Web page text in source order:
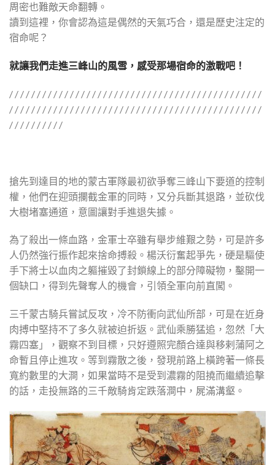
周密也難敵天命翻轉。
讀到這裡，你會認為這是偶然的天氣巧合，還是歷史注定的
宿命呢？
就讓我們走進三峰山的風雪，感受那場宿命的激戰吧！
/ / / / / / / / / / / / / / / / / / / / / / / / / / / / / / / / / / / / / / / / / / / / / /
/ / / / / / / / / / / / / / / / / / / / / / / / / / / / / / / / / / / / / / / / / / / / / /
/ / / / / / / / / /
搶先到達目的地的蒙古軍隊最初欲爭奪三峰山下要道的控制
權，他們在迎頭攔截金軍的同時，又分兵斷其退路，並砍伐
大樹堵塞通道，意圖讓對手進退失據。
為了殺出一條血路，金軍士卒雖有舉步維艱之勢，可是許多
人仍然強行振作起來捨命搏殺。楊沃衍奮起爭先，硬是驅使
手下將士以血肉之軀摧毀了封鎖線上的部分障礙物，鑿開一
個缺口，得到先聲奪人的機會，引領全軍向前直闖。
三千蒙古騎兵嘗試反攻，冷不防衝向武仙所部，可是在近身
肉搏中堅持不了多久就被迫折返。武仙乘勝猛追，忽然「大
霧四塞」，觀察不到目標，只好遵照完顏合達與移剌蒲阿之
命暫且停止進攻。等到霧散之後，發現前路上橫跨著一條長
寬約數里的大澗，如果當時不是受到濃霧的阻撓而繼續追擊
的話，走投無路的三千敵騎肯定跌落澗中，屍滿溝壑。